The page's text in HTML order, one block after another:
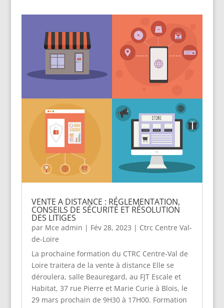
VENTE A DISTANCE : RÉGLEMENTATION,
CONSEILS DE SÉCURITÉ ET RÉSOLUTION
DES LITIGES
par Mce admin | Fév 28, 2023 | Ctrc Centre Val-
de-Loire
La prochaine formation du CTRC Centre-Val de
Loire traitera de la vente à distance Elle se
déroulera, salle Beauregard, au FJT Escale et
Habitat, 37 rue Pierre et Marie Curie à Blois, le
29 mars prochain de 9H30 à 17H00. Formation